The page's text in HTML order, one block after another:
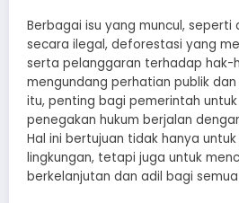
Berbagai isu yang muncul, seperti
secara ilegal, deforestasi yang
serta pelanggaran terhadap hak-
mengundang perhatian publik
itu, penting bagi pemerintah
penegakan hukum berjalan
Hal ini bertujuan tidak hanya
lingkungan, tetapi juga untuk
berkelanjutan dan adil bagi